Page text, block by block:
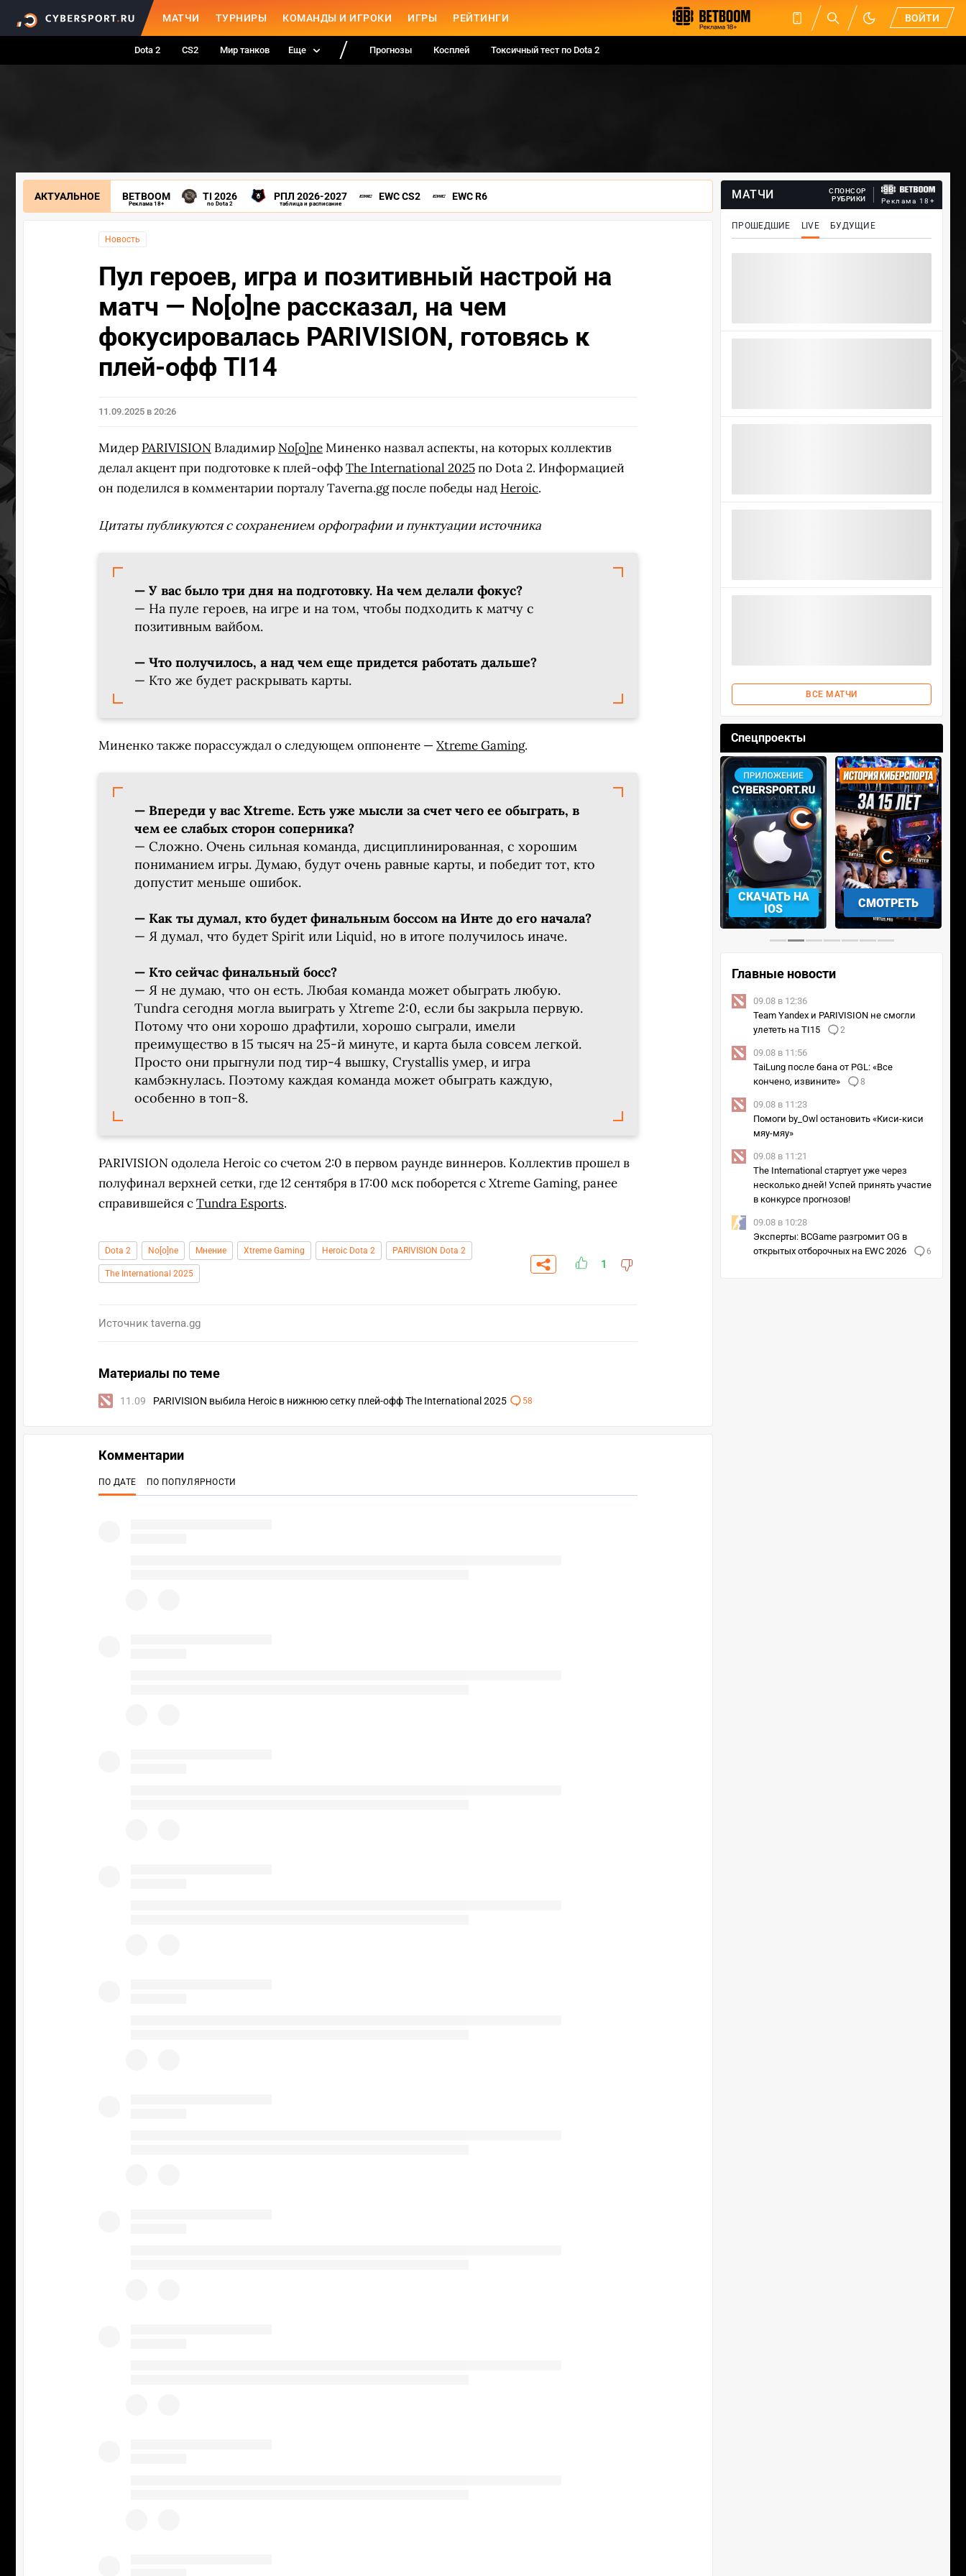
МАТЧИ ТУРНИРЫ КОМАНДЫ И ИГРОКИ ИГРЫ РЕЙТИНГИ ВОЙТИ
Dota 2 CS2 Мир танков Еще Прогнозы Косплей Токсичный тест по Dota 2
АКТУАЛЬНОЕ BETBOOM
Реклама 18+
TI 2026
по Dota 2
РПЛ 2026-2027
таблица и расписание
EWC CS2 EWC R6
Новость
Пул героев, игра и позитивный настрой на
матч — No[o]ne рассказал, на чем
фокусировалась PARIVISION, готовясь к
плей-офф TI14
11.09.2025 в 20:26
Мидер PARIVISION Владимир No[o]neМиненко назвал аспекты, на которых коллектив
делал акцент при подготовке к плей-оффThe International 2025по Dota 2. Информацией
он поделился в комментарии порталу Taverna.gg после победы над Heroic.
Цитаты публикуются с сохранением орфографии и пунктуации источника
— У вас было три дня на подготовку. На чем делали фокус?
— На пуле героев, на игре и на том, чтобы подходить к матчу с
позитивным вайбом.
— Что получилось, а над чем еще придется работать дальше?
— Кто же будет раскрывать карты.
Миненко также порассуждал о следующем оппоненте —Xtreme Gaming.
— Впереди у вас Xtreme. Есть уже мысли за счет чего ее обыграть, в
чем ее слабых сторон соперника?
— Сложно. Очень сильная команда, дисциплинированная, с хорошим
пониманием игры. Думаю, будут очень равные карты, и победит тот, кто
допустит меньше ошибок.
— Как ты думал, кто будет финальным боссом на Инте до его начала?
— Я думал, что будет Spirit или Liquid, но в итоге получилось иначе.
— Кто сейчас финальный босс?
— Я не думаю, что он есть. Любая команда может обыграть любую.
Tundra сегодня могла выиграть у Xtreme 2:0, если бы закрыла первую.
Потому что они хорошо драфтили, хорошо сыграли, имели
преимущество в 15 тысяч на 25-й минуте, и карта была совсем легкой.
Просто они прыгнули под тир-4 вышку, Crystallis умер, и игра
камбэкнулась. Поэтому каждая команда может обыграть каждую,
особенно в топ-8.
PARIVISION одолела Heroic со счетом 2:0 в первом раунде виннеров. Коллектив прошел в
полуфинал верхней сетки, где 12 сентября в 17:00 мск поборется с Xtreme Gaming, ранее
справившейся сTundra Esports.
Dota 2 No[o]ne Мнение Xtreme Gaming Heroic Dota 2 PARIVISION Dota 2
The International 2025
1
Источник taverna.gg
Материалы по теме
11.09 PARIVISION выбила Heroic в нижнюю сетку плей-офф The International 2025 58
МАТЧИ
СПОНСОР
РУБРИКИ
Реклама 18+
ПРОШЕДШИЕ LIVE БУДУЩИЕ
ВСЕ МАТЧИ
Спецпроекты
СМОТРЕТЬ УЧАСТВОВАТЬ
‹ ›
Главные новости
09.08 в 12:36
Team Yandex и PARIVISION не смогли
улететь на TI15
2
09.08 в 11:56
TaiLung после бана от PGL: «Все
кончено, извините»
8
09.08 в 11:23
Помоги by_Owl остановить «Киси-киси
мяу-мяу»
09.08 в 11:21
The International стартует уже через
несколько дней! Успей принять участие
в конкурсе прогнозов!
09.08 в 10:28
Эксперты: BCGame разгромит OG в
открытых отборочных на EWC 2026
6
Комментарии
ПО ДАТЕ ПО ПОПУЛЯРНОСТИ